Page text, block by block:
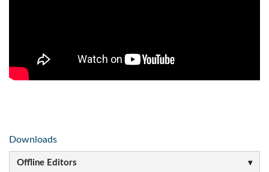
Downloads
Offline Editors